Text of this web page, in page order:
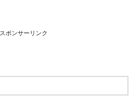
スポンサーリンク